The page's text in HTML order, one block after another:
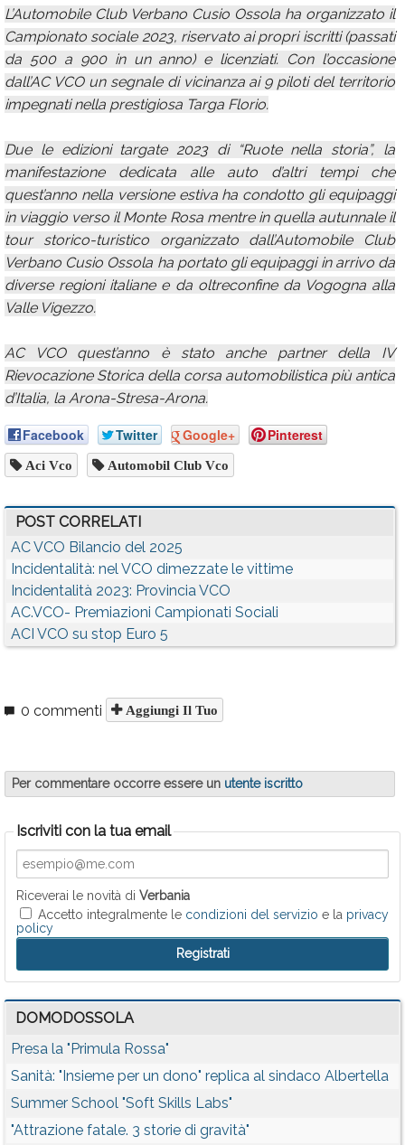
L’Automobile Club Verbano Cusio Ossola ha organizzato il
Campionato sociale 2023, riservato ai propri iscritti (passati
da 500 a 900 in un anno) e licenziati. Con l’occasione
dall’AC VCO un segnale di vicinanza ai 9 piloti del territorio
impegnati nella prestigiosa Targa Florio.
Due le edizioni targate 2023 di “Ruote nella storia”, la
manifestazione dedicata alle auto d’altri tempi che
quest’anno nella versione estiva ha condotto gli equipaggi
in viaggio verso il Monte Rosa mentre in quella autunnale il
tour storico-turistico organizzato dall’Automobile Club
Verbano Cusio Ossola ha portato gli equipaggi in arrivo da
diverse regioni italiane e da oltreconfine da Vogogna alla
Valle Vigezzo.
AC VCO quest’anno è stato anche partner della IV
Rievocazione Storica della corsa automobilistica più antica
d’Italia, la Arona-Stresa-Arona.
Facebook Twitter Google+ Pinterest
Aci Vco Automobil Club Vco
POST CORRELATI
AC VCO Bilancio del 2025
Incidentalità: nel VCO dimezzate le vittime
Incidentalità 2023: Provincia VCO
AC.VCO- Premiazioni Campionati Sociali
ACI VCO su stop Euro 5
0 commenti Aggiungi Il Tuo
Per commentare occorre essere un utente iscritto
Iscriviti con la tua email
Riceverai le novità di Verbania
Accetto integralmente le condizioni del servizio e la privacy
policy
DOMODOSSOLA
Presa la "Primula Rossa"
Sanità: "Insieme per un dono" replica al sindaco Albertella
Summer School "Soft Skills Labs"
"Attrazione fatale. 3 storie di gravità"